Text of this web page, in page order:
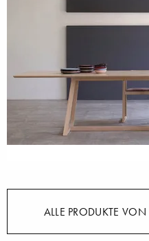
ALLE PRODUKTE